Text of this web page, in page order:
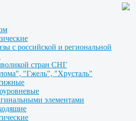
с российской и региональной
стран СНГ
"Гжель", "Хрусталь"
элементами